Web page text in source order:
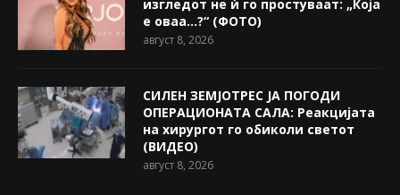
изгледот не ѝ го простуваат: „Која
е оваа…?“ (ФОТО)
август 8, 2026
СИЛЕН ЗЕМЈОТРЕС ЈА ПОГОДИ
ОПЕРАЦИОНАТА САЛА: Реакцијата
на хирургот го обиколи светот
(ВИДЕО)
август 8, 2026